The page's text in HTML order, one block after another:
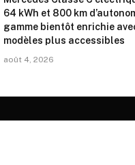
64 kWh et 800 km
gamme bientôt enrichie
modèles plus accessibles
août 4, 2026